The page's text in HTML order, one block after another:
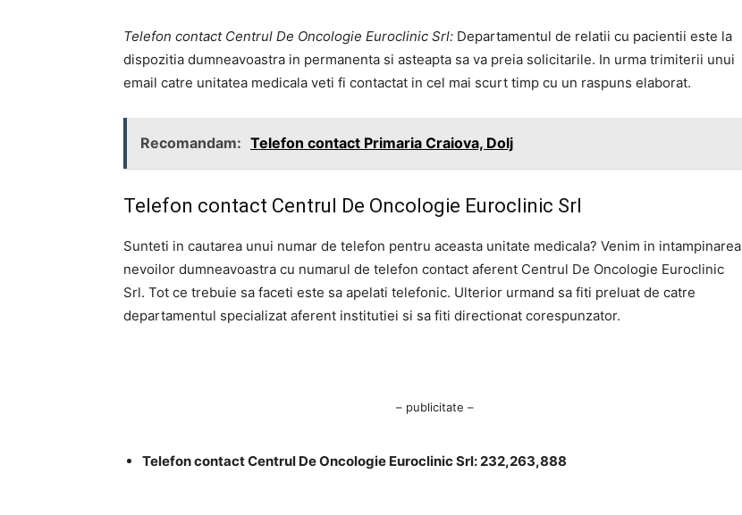
Telefon contact Centrul De Oncologie Euroclinic Srl: Departamentul de relatii cu pacientii este la
dispozitia dumneavoastra in permanenta si asteapta sa va preia solicitarile. In urma trimiterii unui
email catre unitatea medicala veti fi contactat in cel mai scurt timp cu un raspuns elaborat.
Recomandam: Telefon contact Primaria Craiova, Dolj
Telefon contact Centrul De Oncologie Euroclinic Srl
Sunteti in cautarea unui numar de telefon pentru aceasta unitate medicala? Venim in intampinarea
nevoilor dumneavoastra cu numarul de telefon contact aferent Centrul De Oncologie Euroclinic
Srl. Tot ce trebuie sa faceti este sa apelati telefonic. Ulterior urmand sa fiti preluat de catre
departamentul specializat aferent institutiei si sa fiti directionat corespunzator.
– publicitate –
Telefon contact Centrul De Oncologie Euroclinic Srl: 232,263,888